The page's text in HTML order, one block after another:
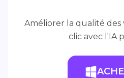
Améliorer la qualité des
clic avec l'IA